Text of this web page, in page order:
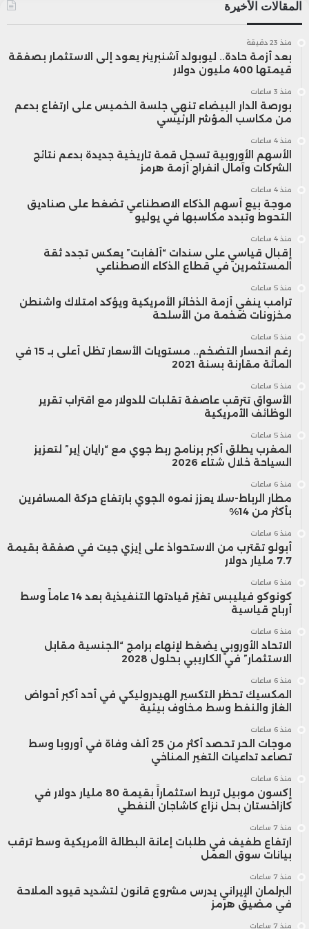
المقالات الأخيرة
منذ 23 دقيقة
بعد أزمة حادة.. ليوبولد آشنبرينر يعود إلى الاستثمار بصفقة
قيمتها 400 مليون دولار
منذ 3 ساعات
بورصة الدار البيضاء تنهي جلسة الخميس على ارتفاع بدعم
من مكاسب المؤشر الرئيسي
منذ 4 ساعات
الأسهم الأوروبية تسجل قمة تاريخية جديدة بدعم نتائج
الشركات وآمال انفراج أزمة هرمز
منذ 4 ساعات
موجة بيع أسهم الذكاء الاصطناعي تضغط على صناديق
التحوط وتبدد مكاسبها في يوليو
منذ 4 ساعات
إقبال قياسي على سندات “ألفابت” يعكس تجدد ثقة
المستثمرين في قطاع الذكاء الاصطناعي
منذ 5 ساعات
ترامب ينفي أزمة الذخائر الأمريكية ويؤكد امتلاك واشنطن
مخزونات ضخمة من الأسلحة
منذ 5 ساعات
رغم انحسار التضخم.. مستويات الأسعار تظل أعلى بـ 15 في
المائة مقارنة بسنة 2021
منذ 5 ساعات
الأسواق تترقب عاصفة تقلبات للدولار مع اقتراب تقرير
الوظائف الأمريكية
منذ 5 ساعات
المغرب يطلق أكبر برنامج ربط جوي مع “رايان إير” لتعزيز
السياحة خلال شتاء 2026
منذ 6 ساعات
مطار الرباط-سلا يعزز نموه الجوي بارتفاع حركة المسافرين
بأكثر من 14%
منذ 6 ساعات
أبولو تقترب من الاستحواذ على إيزي جيت في صفقة بقيمة
7.7 مليار دولار
منذ 6 ساعات
كونوكو فيليبس تغيّر قيادتها التنفيذية بعد 14 عاماً وسط
أرباح قياسية
منذ 6 ساعات
الاتحاد الأوروبي يضغط لإنهاء برامج “الجنسية مقابل
الاستثمار” في الكاريبي بحلول 2028
منذ 6 ساعات
المكسيك تحظر التكسير الهيدروليكي في أحد أكبر أحواض
الغاز والنفط وسط مخاوف بيئية
منذ 6 ساعات
موجات الحر تحصد أكثر من 25 ألف وفاة في أوروبا وسط
تصاعد تداعيات التغير المناخي
منذ 6 ساعات
إكسون موبيل تربط استثماراً بقيمة 80 مليار دولار في
كازاخستان بحل نزاع كاشاجان النفطي
منذ 7 ساعات
ارتفاع طفيف في طلبات إعانة البطالة الأمريكية وسط ترقب
بيانات سوق العمل
منذ 7 ساعات
البرلمان الإيراني يدرس مشروع قانون لتشديد قيود الملاحة
في مضيق هرمز
منذ 7 ساعات